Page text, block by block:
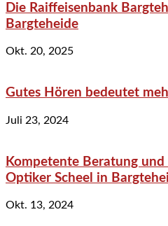
Die Raiffeisenbank
Bargteheide
Okt. 20, 2025
Gutes Hören bedeutet
Juli 23, 2024
Kompetente Beratung
Optiker Scheel in
Okt. 13, 2024